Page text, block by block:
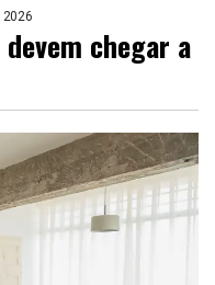
2026
chegar a